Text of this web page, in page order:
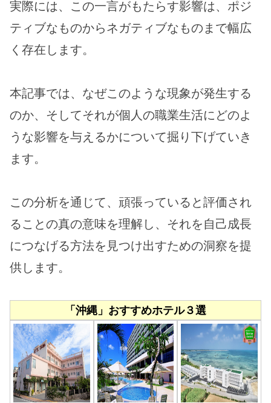
実際には、この一言がもたらす影響は、ポジ
ティブなものからネガティブなものまで幅広
く存在します。
本記事では、なぜこのような現象が発生する
のか、そしてそれが個人の職業生活にどのよ
うな影響を与えるかについて掘り下げていき
ます。
この分析を通じて、頑張っていると評価され
ることの真の意味を理解し、それを自己成長
につなげる方法を見つけ出すための洞察を提
供します。
「沖縄」おすすめホテル３選